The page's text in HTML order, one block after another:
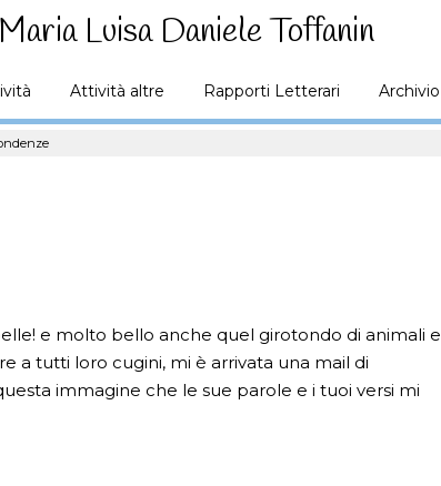
Maria Luisa Daniele Toffanin
Attività altre Rapporti Letterari Archivio
e molto bello anche quel girotondo di animali e
a tutti loro cugini, mi è arrivata una mail di
immagine che le sue parole e i tuoi versi mi